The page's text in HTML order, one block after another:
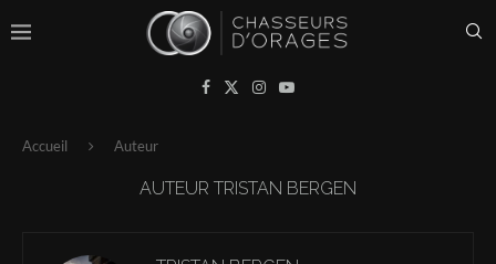
Accueil Auteur
AUTEUR TRISTAN BERGEN